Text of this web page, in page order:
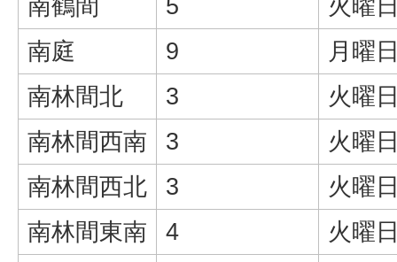
南鶴間 5
火曜
南庭
9
月曜
南林間北
3
火曜
南林間西南
3
火曜
南林間西北
3
火曜
南林間東南
4
火曜